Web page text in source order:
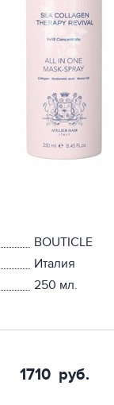
BOUTICLE
Италия
250 мл.
1710 руб.